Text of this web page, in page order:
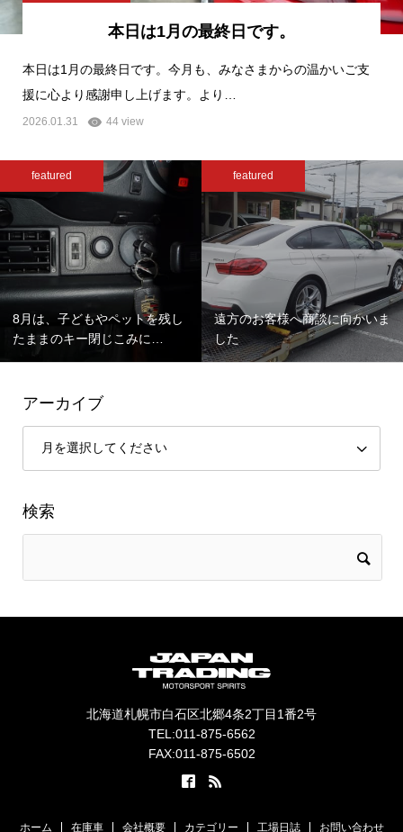
本日は1月の最終日です。
本日は1月の最終日です。今月も、みなさまからの温かいご支
援に心より感謝申し上げます。より…
2026.01.31 44 view
featured
8月は、子どもやペットを残し
たままのキー閉じこみに…
featured
遠方のお客様へ商談に向かいま
した
アーカイブ
検索
北海道札幌市白石区北郷4条2丁目1番2号
TEL:011-875-6562
FAX:011-875-6502
ホーム 在庫車 会社概要 カテゴリー 工場日誌 お問い合わせ